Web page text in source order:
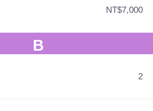
NT$7,000
B
2